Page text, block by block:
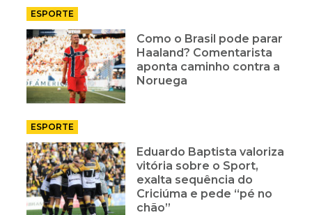
ESPORTE
Como o Brasil pode parar
Haaland? Comentarista
aponta caminho contra a
Noruega
ESPORTE
Eduardo Baptista valoriza
vitória sobre o Sport,
exalta sequência do
Criciúma e pede “pé no
chão”